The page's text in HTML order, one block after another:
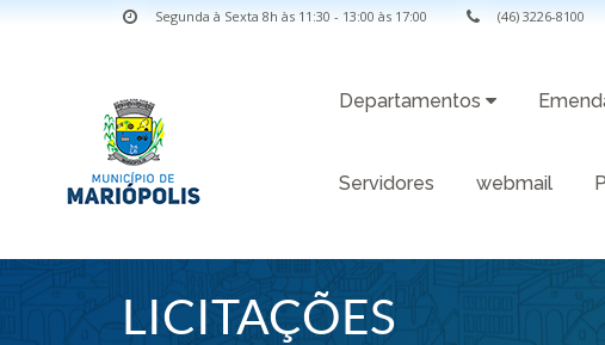
Segunda à Sexta 8h às 11:30 - 13:00 às 17:00 (46) 3226-8100
Departamentos
Servidores webmail
LICITAÇÕES